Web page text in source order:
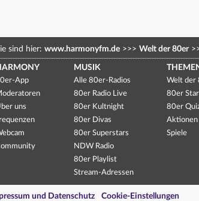
sind hier: www.harmonyfm.de >>> Welt der 80er
App
uns
MUSIK
Alle 80er-Radios
80er Radio Live
80er Kultnight
80er Divas
80er Superstars
NDW Radio
80er Playlist
Stream-Adressen
Welt der
80er
80er
Aktionen
Spiele
und Datenschutz Cookie-Einstellungen